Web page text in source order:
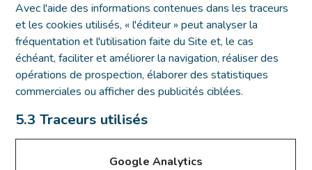
Avec l'aide des informations contenues dans les traceurs
et les cookies utilisés, « l'éditeur » peut analyser la
fréquentation et l'utilisation faite du Site et, le cas
échéant, faciliter et améliorer la navigation, réaliser des
opérations de prospection, élaborer des statistiques
commerciales ou afficher des publicités ciblées.
5.3 Traceurs utilisés
Google Analytics